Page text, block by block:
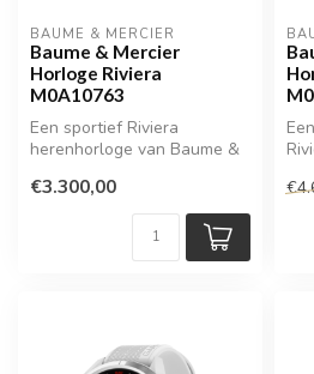
BAUME & MERCIER
Baume & Mercier
Horloge Riviera
M0A10763
Een sportief Riviera
herenhorloge van Baume &
€3.300,00